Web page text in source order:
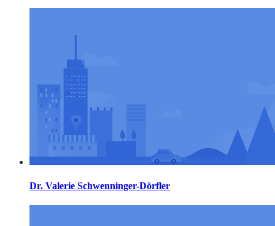
Dr. Valerie Schwenninger-Dörfler